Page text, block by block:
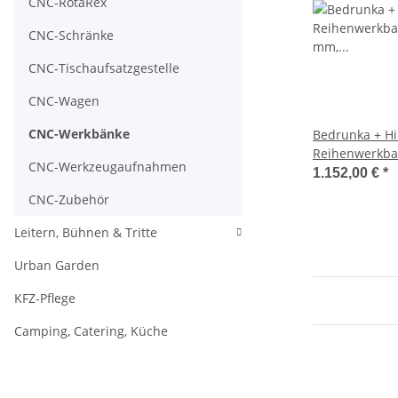
Bedrunka +
1.152,00 € *
CNC-Schränke
CNC-Tischaufsatzgestelle
CNC-Wagen
CNC-Werkbänke
CNC-Werkzeugaufnahmen
CNC-Zubehör
Leitern, Bühnen & Tritte
Urban Garden
KFZ-Pflege
Camping, Catering, Küche